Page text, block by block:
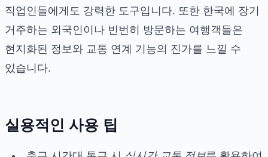
직업인들에게도 강력한 도구입니다. 또한 한국에 장기
거주하는 외국인이나 빈번히 방문하는 여행객들은
현지화된 정보와 교통 연계 기능의 진가를 느낄 수
있습니다.
실용적인 사용 팁